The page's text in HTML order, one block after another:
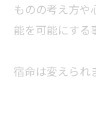
ものの考え方や
能を可能にする
宿命は変えられ